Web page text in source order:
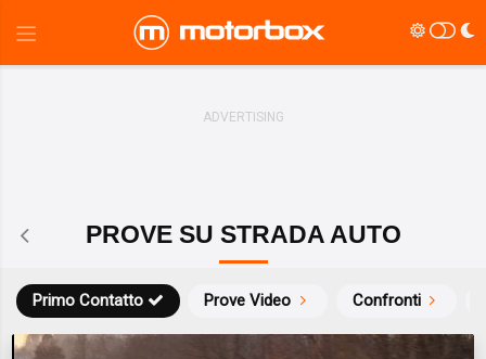
PROVE SU STRADA AUTO
Prove Video Confronti
Primo Contatto